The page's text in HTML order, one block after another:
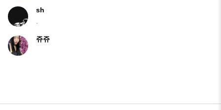
sh
.
쥬쥬